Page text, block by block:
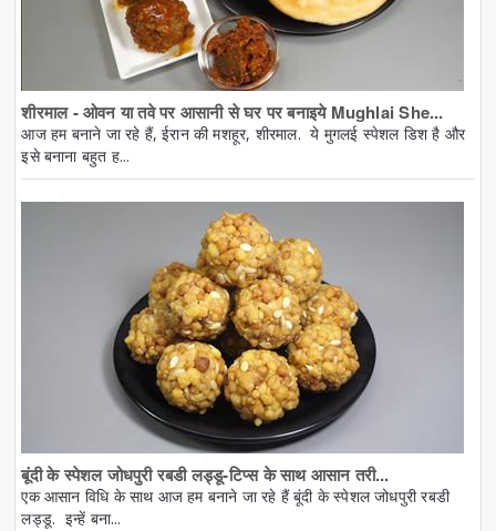
शीरमाल - ओवन या तवे पर आसानी से घर पर बनाइये Mughlai She...
आज हम बनाने जा रहे हैं, ईरान की मशहूर, शीरमाल. ये मुगलई स्पेशल डिश है और
इसे बनाना बहुत ह...
बूंदी के स्पेशल जोधपुरी रबडी लड्डू-टिप्स के साथ आसान तरी...
एक आसान विधि के साथ आज हम बनाने जा रहे हैं बूंदी के स्पेशल जोधपुरी रबडी
लड्डू. इन्हें बना...